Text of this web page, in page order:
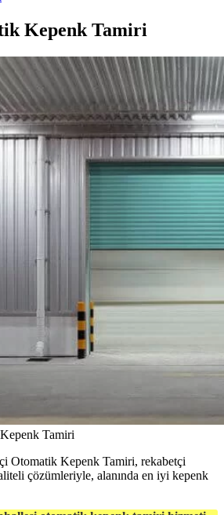
Kepenk Tamiri
Tamiri
Otomatik Kepenk Tamiri, rekabetçi
çözümleriyle, alanında en iyi kepenk